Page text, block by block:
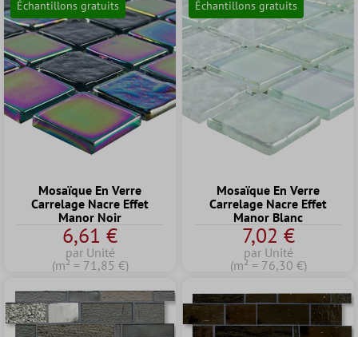
Échantillons gratuits
Mosaïque En Verre
Carrelage Nacre Effet
Manor Noir
6,61 €
par Unité
(m² = 71,85 €)
Échantillons gratuits
Mosaïque En Verre
Carrelage Nacre Effet
Manor Blanc
7,02 €
par Unité
(m² = 76,30 €)